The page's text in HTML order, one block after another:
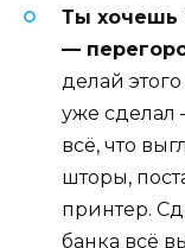
Ты хочешь
—
делай
уже сделал
всё, что
шторы,
принтер.
банка всё